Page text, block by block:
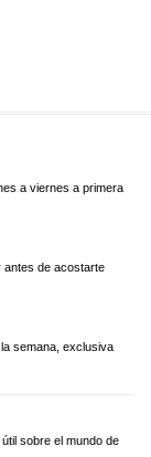
a viernes a primera
antes de acostarte
semana, exclusiva
sobre el mundo de